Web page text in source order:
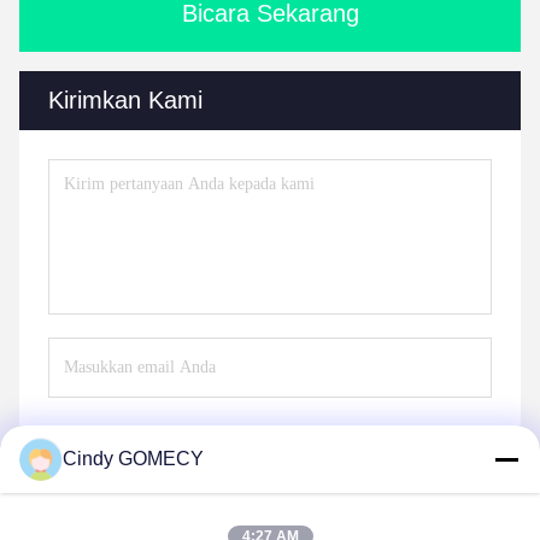
Bicara Sekarang
Kirimkan Kami
Cindy GOMECY
4:27 AM